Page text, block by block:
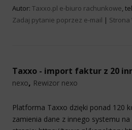
Autor: Taxxo.pl e-biuro rachunkowe,
Zadaj pytanie poprzez e-mail | Strona
Taxxo - import faktur z 20
nexo, Rewizor nexo
Platforma Taxxo dzięki ponad 120
zamienia dane z innego systemu